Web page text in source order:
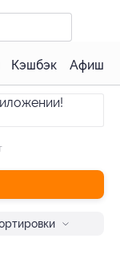
Кэшбэк Афиша